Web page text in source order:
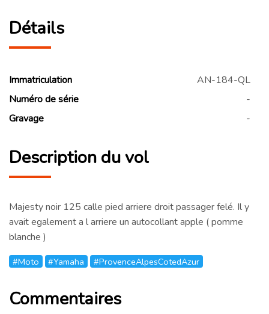
Détails
Immatriculation
AN-184-QL
Numéro de série
-
Gravage
-
Description du vol
Majesty noir 125 calle pied arriere droit passager felé. Il y
avait egalement a l arriere un autocollant apple ( pomme
blanche )
#Moto #Yamaha #ProvenceAlpesCotedAzur
Commentaires